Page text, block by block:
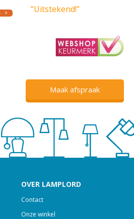
“Uitstekend!”
Maak afspraak
OVER LAMPLORD
Contact
Onze winkel